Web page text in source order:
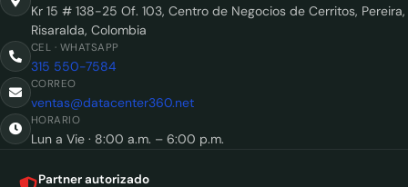
Kr 15 # 138-25 Of. 103, Centro de Negocios de Cerritos, Pereira,
Risaralda, Colombia
CEL · WHATSAPP
315 550-7584
CORREO
ventas@datacenter360.net
HORARIO
Lun a Vie · 8:00 a.m. – 6:00 p.m.
Partner autorizado